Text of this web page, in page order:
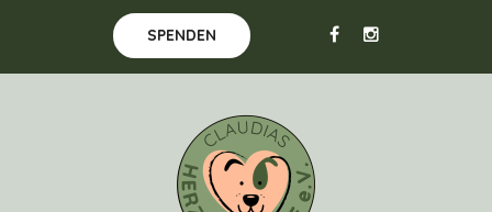
SPENDEN